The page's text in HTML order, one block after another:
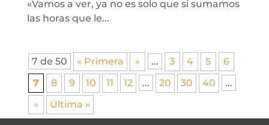
«Vamos a ver, ya no es solo que si sumamos
las horas que le...
7 de 50 « Primera « ... 3 4 5
6
7
8 9 10 11 12 ... 20 30 40
...
»
Última »